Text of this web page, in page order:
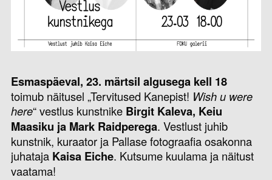
Esmaspäeval, 23. märtsil algusega kell 18
toimub näitusel „Tervitused Kanepist! Wish u were
here“ vestlus kunstnike Birgit Kaleva, Keiu
Maasiku ja Mark Raidperega. Vestlust juhib
kunstnik, kuraator ja Pallase fotograafia osakonna
juhataja Kaisa Eiche. Kutsume kuulama ja näitust
vaatama!